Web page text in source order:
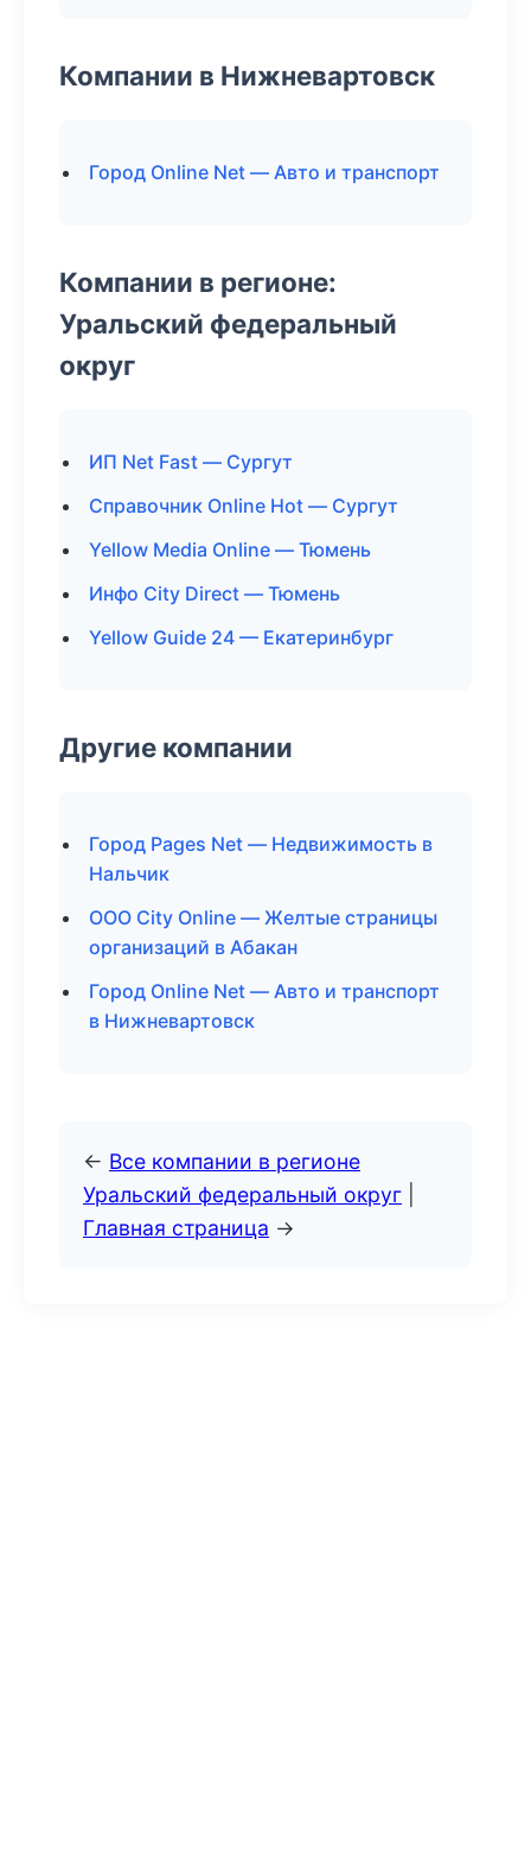
Компании в Нижневартовск
Город Online Net — Авто и транспорт
Компании в регионе:
Уральский федеральный
округ
ИП Net Fast — Сургут
Справочник Online Hot — Сургут
Yellow Media Online — Тюмень
Инфо City Direct — Тюмень
Yellow Guide 24 — Екатеринбург
Другие компании
Город Pages Net — Недвижимость в
Нальчик
ООО City Online — Желтые страницы
организаций в Абакан
Город Online Net — Авто и транспорт
в Нижневартовск
← Все компании в регионе
Уральский федеральный округ
Главная страница →